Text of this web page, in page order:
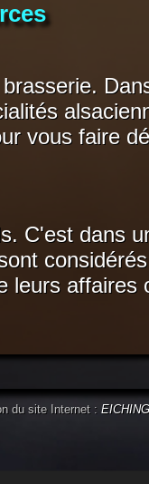
vous faire
C'est dans
leurs affaires
du site Internet :